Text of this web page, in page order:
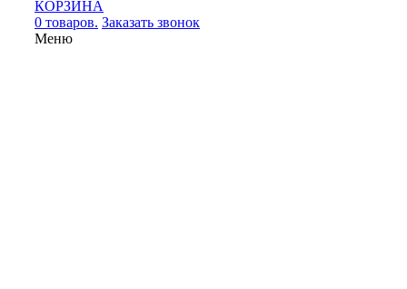
КОРЗИНА
0 товаров. Заказать звонок
Меню